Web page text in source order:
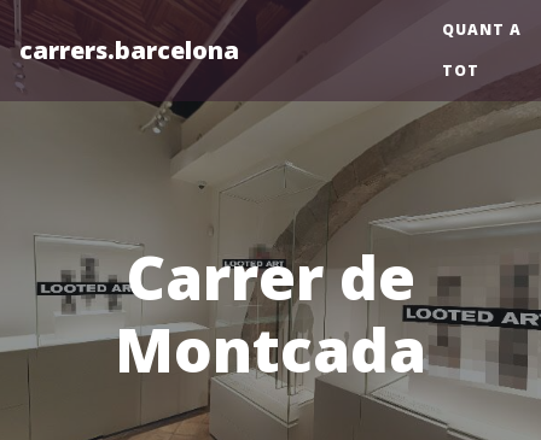
carrers.barcelona
QUANT A
TOT
Carrer de
Montcada